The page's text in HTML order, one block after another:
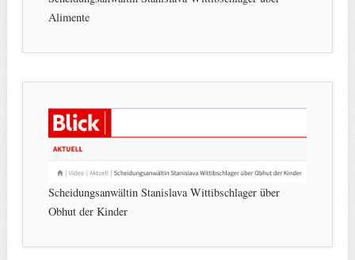
Alimente
Scheidungsanwältin Stanislava Wittibschlager über
Obhut der Kinder